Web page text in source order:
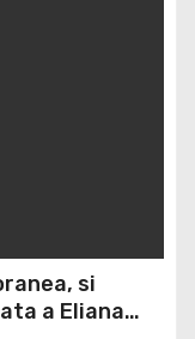
si
a Eliana